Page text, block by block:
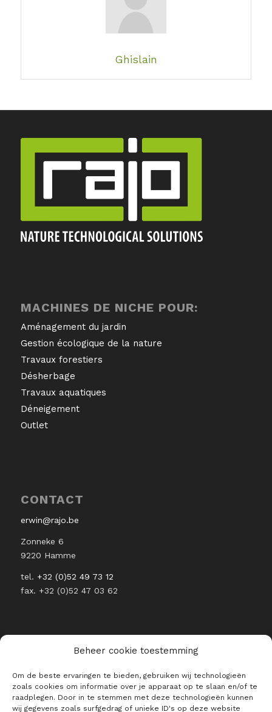
Beheer cookie toestemming
Om de beste ervaringen te bieden, gebruiken wij technologieën
zoals cookies om informatie over je apparaat op te slaan en/of te
raadplegen. Door in te stemmen met deze technologieën kunnen
wij gegevens zoals surfgedrag of unieke ID's op deze website
Ghislain
MACHINES DE NICHE POUR:
Aménagement du jardin
Gestion écologique de la nature
Travaux forestiers
Désherbage
Travaux aquatiques
Déneigement
Outlet
CONTACT
erwin@rajo.be
Zonneke 6
9220 Hamme
tel. +32 (0)52 49 73 12
fax. +32 (0)52 47 03 62
RESTEZ INFORMÉ DE L’ACTUALITÉ
DE RAJO
E-mail *